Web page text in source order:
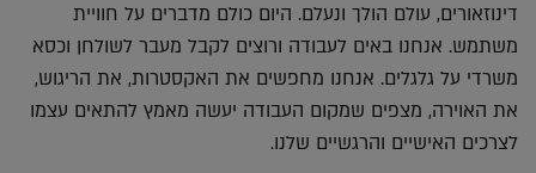
דינוזאורים, עולם הולך ונעלם. היום כולם מדברים על חוויית
משתמש. אנחנו באים לעבודה ורוצים לקבל מעבר לשולחן וכסא
משרדי על גלגלים. אנחנו מחפשים את האקסטרות, את הריגוש,
את האוירה, מצפים שמקום העבודה יעשה מאמץ להתאים עצמו
לצרכים האישיים והרגשיים שלנו.